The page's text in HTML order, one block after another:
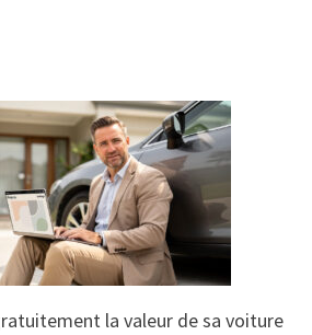
la valeur de sa voiture